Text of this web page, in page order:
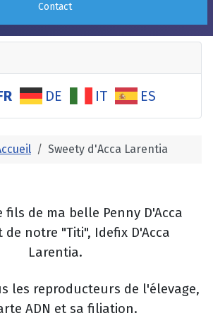
Contact
DE IT ES
Sweety d'Acca Larentia
fils de ma belle Penny D'Acca
de notre "Titi", Idefix D'Acca
Larentia.
les reproducteurs de l'élevage,
ADN et sa filiation.